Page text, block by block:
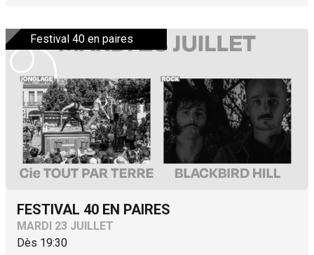
Festival 40 en paires
FESTIVAL 40 EN PAIRES
MARDI 23 JUILLET
Dès 19:30